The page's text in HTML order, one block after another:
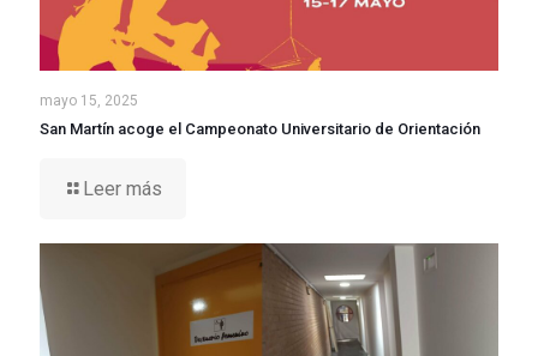
mayo 15, 2025
San Martín acoge el Campeonato Universitario de Orientación
Leer más